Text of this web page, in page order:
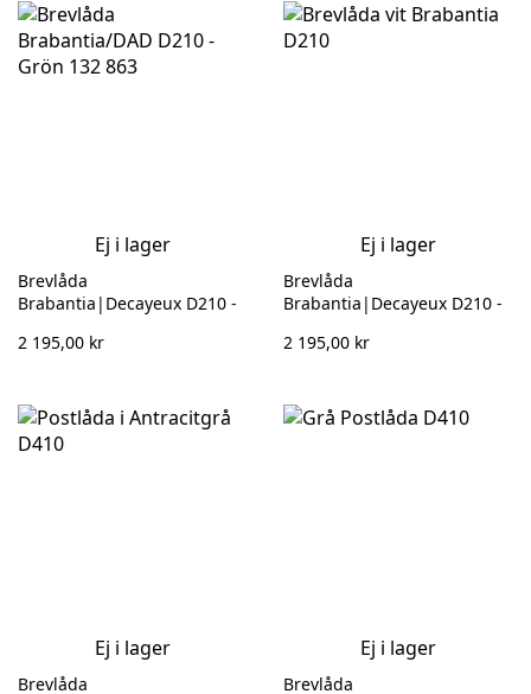
Ej i lager
Brevlåda
Brabantia|Decayeux D210 -
2 195,00 kr
Ej i lager
Brevlåda
Brabantia|Decayeux D210 -
2 195,00 kr
Ej i lager
Brevlåda
Ej i lager
Brevlåda